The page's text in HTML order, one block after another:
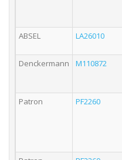
ABSEL
LA26010
Denckermann
M110872
Patron
PF2260